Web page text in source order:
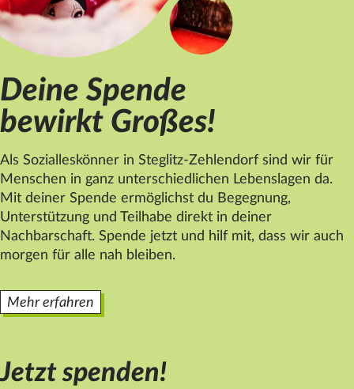
Spenden
Datenschutz
Kontakt
Deine Spende
bewirkt Großes!
Als Sozialleskönner in Steglitz-Zehlendorf sind wir für
Menschen in ganz unterschiedlichen Lebenslagen da.
Mit deiner Spende ermöglichst du Begegnung,
Unterstützung und Teilhabe direkt in deiner
Nachbarschaft. Spende jetzt und hilf mit, dass wir auch
morgen für alle nah bleiben.
Mehr erfahren
Jetzt spenden!